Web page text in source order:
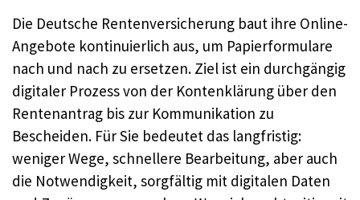
Die Deutsche Rentenversicherung baut ihre Online-
Angebote kontinuierlich aus, um Papierformulare
nach und nach zu ersetzen. Ziel ist ein durchgängig
digitaler Prozess von der Kontenklärung über den
Rentenantrag bis zur Kommunikation zu
Bescheiden. Für Sie bedeutet das langfristig:
weniger Wege, schnellere Bearbeitung, aber auch
die Notwendigkeit, sorgfältig mit digitalen Daten